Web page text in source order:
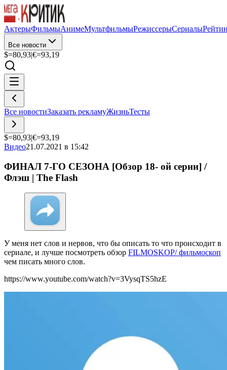
АктерыФильмыАнимеМультфильмыРежиссерыСериалы
Все новости
$=80,93|€=93,19
Все новостиЗаказать рекламуЖизньТесты
$=80,93|€=93,19
Видео21.07.2021 в 15:42
ФИНАЛ 7-ГО СЕЗОНА [Обзор 18- ой серии] /
Флэш | The Flash
У меня нет слов и нервов, что бы описать то что происходит в
сериале, и лучше посмотреть обзор FILMOSKOP/ фильмоскоп
чем писать много слов.
https://www.youtube.com/watch?v=3VysqTS5hzE